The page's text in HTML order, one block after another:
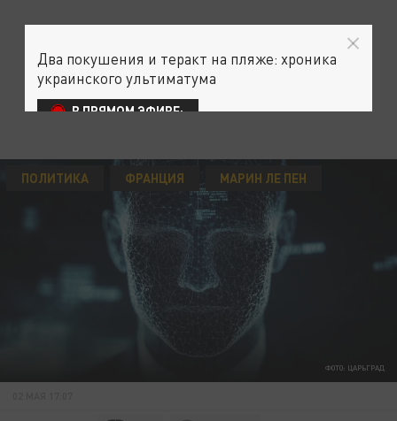
ФОТО: ЦАРЬГРАД
ПОЛИТИКА ФРАНЦИЯ МАРИН ЛЕ ПЕН
Два покушения и теракт на пляже: хроника
украинского ультиматума
В ПРЯМОМ ЭФИРЕ: